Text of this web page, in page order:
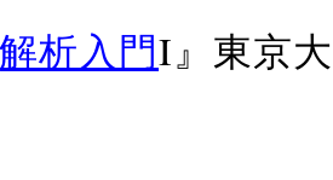
解析入門I』東京